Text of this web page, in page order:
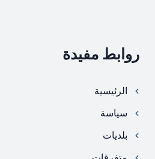
روابط مفيدة
الرئيسية
سياسة
بلديات